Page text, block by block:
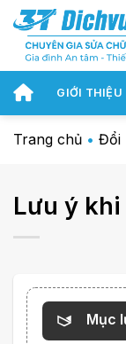
Chuyển
đến
dung
GIỚI THIỆU
Trang chủ • Đổi
Lưu ý
Mục